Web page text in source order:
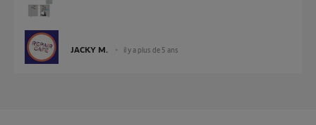
JACKY M. il y a plus de 5 ans